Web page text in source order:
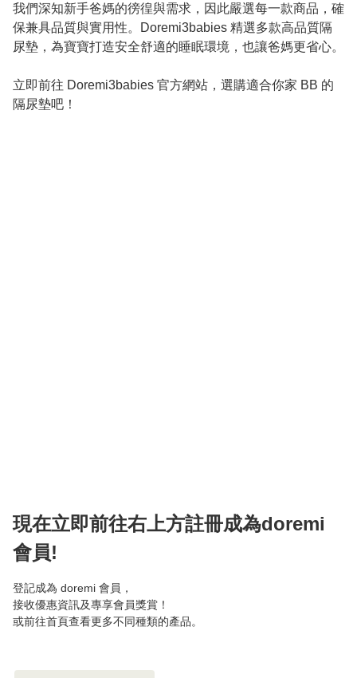
我們深知新手爸媽的徬徨與需求，因此嚴選每一款商品，確
保兼具品質與實用性。Doremi3babies 精選多款高品質隔
尿墊，為寶寶打造安全舒適的睡眠環境，也讓爸媽更省心。
立即前往 Doremi3babies 官方網站，選購適合你家 BB 的
隔尿墊吧！
現在立即前往右上方註冊成為doremi
會員!
登記成為 doremi 會員，
接收優惠資訊及專享會員獎賞！
或前往首頁查看更多不同種類的產品。